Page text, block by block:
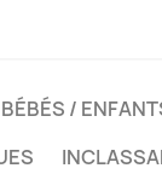
BÉBÉS /